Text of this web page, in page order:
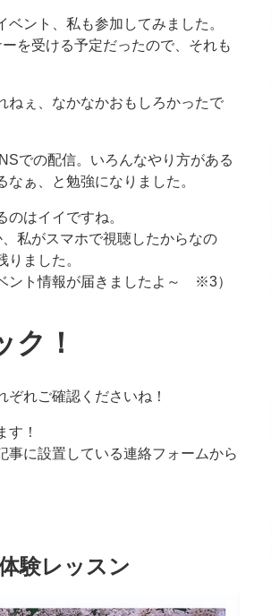
ント、私も参加してみました。
を受ける予定だったので、それも
ねぇ、なかなかおもしろかったで
での配信。いろんなやり方がある
ぁ、と勉強になりました。
はイイですね。
私がスマホで視聴したからなの
ました。
ント情報が届きましたよ～ ※3）
！
れご確認くださいね！
す！
事に設置している連絡フォームから
験レッスン